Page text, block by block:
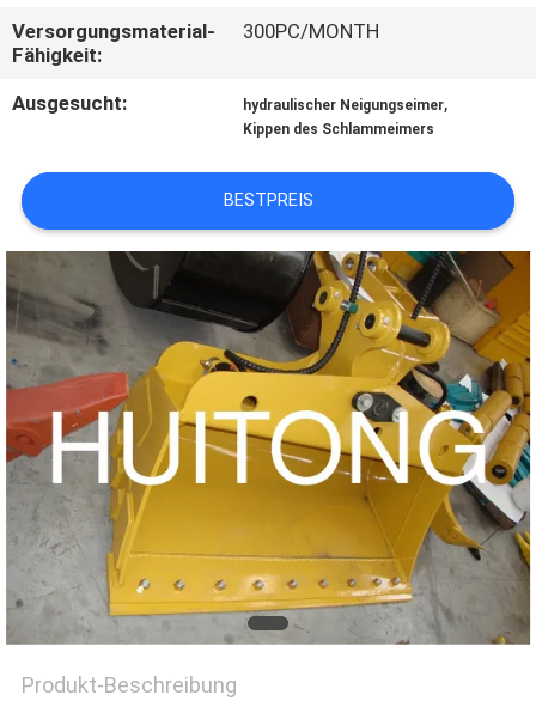
BITTE UM
EIN
ANGEBOT
SEITENVERZEICHNIS
DATENSCHUTZ-
BESTIMMUNGEN
Versorgungsmaterial-
Fähigkeit:
300PC/MONTH
Ausgesucht: hydraulischer Neigungseimer,
Kippen des Schlammeimers
BESTPREIS
Produkt-Beschreibung